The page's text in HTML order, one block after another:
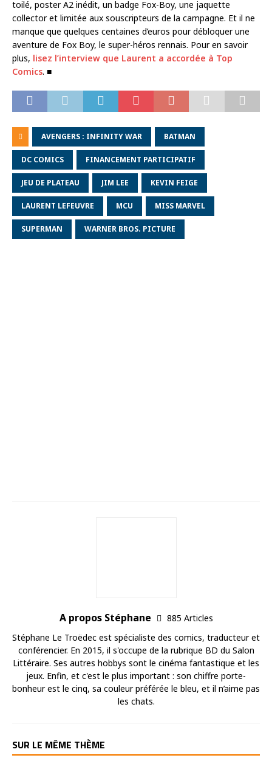
toilé, poster A2 inédit, un badge Fox-Boy, une jaquette
collector et limitée aux souscripteurs de la campagne. Et il ne
manque que quelques centaines d’euros pour débloquer une
aventure de Fox Boy, le super-héros rennais. Pour en savoir
plus, lisez l’interview que Laurent a accordée à Top
Comics. ■
AVENGERS : INFINITY WAR BATMAN
DC COMICS FINANCEMENT PARTICIPATIF
JEU DE PLATEAU JIM LEE KEVIN FEIGE
LAURENT LEFEUVRE MCU MISS MARVEL
SUPERMAN WARNER BROS. PICTURE
A propos Stéphane
885 Articles
Stéphane Le Troëdec est spécialiste des comics, traducteur et
conférencier. En 2015, il s'occupe de la rubrique BD du Salon
Littéraire. Ses autres hobbys sont le cinéma fantastique et les
jeux. Enfin, et c'est le plus important : son chiffre porte-
bonheur est le cinq, sa couleur préférée le bleu, et il n’aime pas
les chats.
SUR LE MÊME THÈME